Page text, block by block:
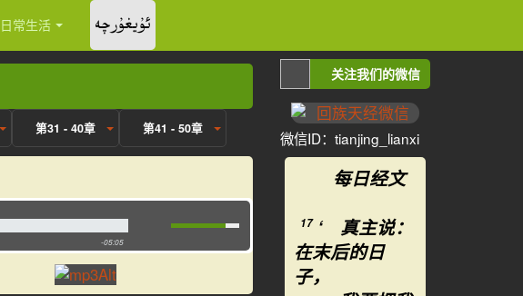
日常生活 ئۇيغۇرچە
第31 - 40章 第41 - 50章
-05:05
关注我们的微信
微信ID：tianjing_lianxi
每日经文
17 ‘ 真主说：
在末后的日
子，